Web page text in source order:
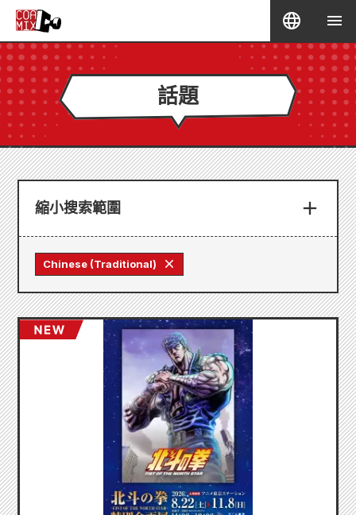
話題
縮小搜索範圍
Chinese (Traditional)